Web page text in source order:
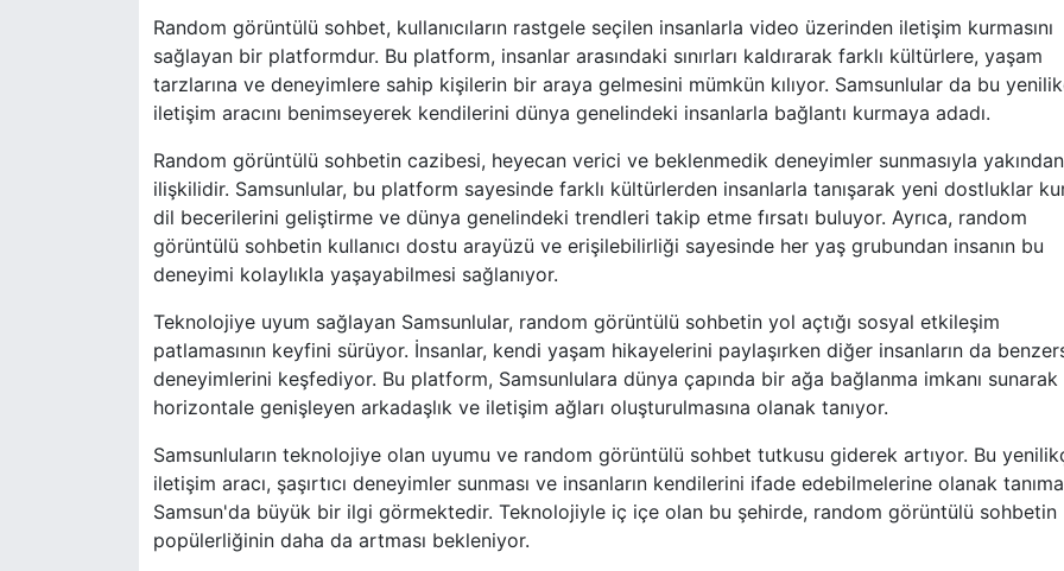
Random görüntülü sohbet, kullanıcıların rastgele seçilen insanlarla video üzerinden iletişim kurmasını
sağlayan bir platformdur. Bu platform, insanlar arasındaki sınırları kaldırarak farklı kültürlere, yaşam
tarzlarına ve deneyimlere sahip kişilerin bir araya gelmesini mümkün kılıyor. Samsunlular da bu
iletişim aracını benimseyerek kendilerini dünya genelindeki insanlarla bağlantı kurmaya adadı.
Random görüntülü sohbetin cazibesi, heyecan verici ve beklenmedik deneyimler sunmasıyla yakından
ilişkilidir. Samsunlular, bu platform sayesinde farklı kültürlerden insanlarla tanışarak yeni dostluklar
dil becerilerini geliştirme ve dünya genelindeki trendleri takip etme fırsatı buluyor. Ayrıca, random
görüntülü sohbetin kullanıcı dostu arayüzü ve erişilebilirliği sayesinde her yaş grubundan insanın bu
deneyimi kolaylıkla yaşayabilmesi sağlanıyor.
Teknolojiye uyum sağlayan Samsunlular, random görüntülü sohbetin yol açtığı sosyal etkileşim
patlamasının keyfini sürüyor. İnsanlar, kendi yaşam hikayelerini paylaşırken diğer insanların da
deneyimlerini keşfediyor. Bu platform, Samsunlulara dünya çapında bir ağa bağlanma imkanı sunarak
horizontale genişleyen arkadaşlık ve iletişim ağları oluşturulmasına olanak tanıyor.
Samsunluların teknolojiye olan uyumu ve random görüntülü sohbet tutkusu giderek artıyor. Bu
iletişim aracı, şaşırtıcı deneyimler sunması ve insanların kendilerini ifade edebilmelerine olanak
Samsun'da büyük bir ilgi görmektedir. Teknolojiyle iç içe olan bu şehirde, random görüntülü sohbetin
popülerliğinin daha da artması bekleniyor.